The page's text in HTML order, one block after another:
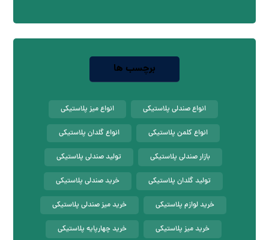
برچسب ها
انواع صندلی پلاستیکی انواع میز پلاستیکی
انواع کلمن پلاستیکی انواع گلدان پلاستیکی
بازار صندلی پلاستیکی تولید صندلی پلاستیکی
تولید گلدان پلاستیکی خرید صندلی پلاستیکی
خرید لوازم پلاستیکی خرید میز صندلی پلاستیکی
خرید میز پلاستیکی خرید چهارپایه پلاستیکی